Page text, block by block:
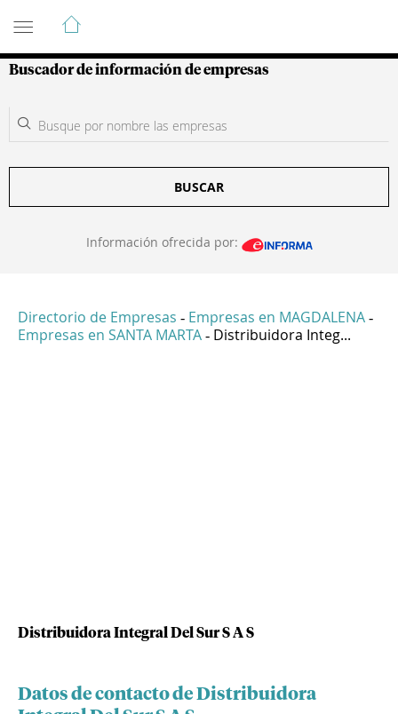
Guía de Empresas Colombianas
Buscador de información de empresas
BUSCAR
Información ofrecida por:
Directorio de Empresas - Empresas en MAGDALENA -
Empresas en SANTA MARTA - Distribuidora Integ...
Distribuidora Integral Del Sur S A S
Datos de contacto de Distribuidora